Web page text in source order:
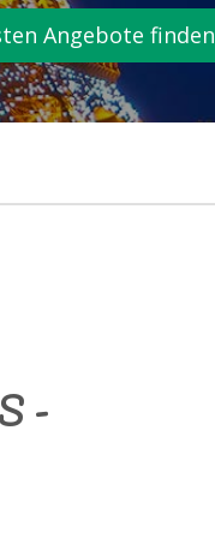
Angebote finden
-